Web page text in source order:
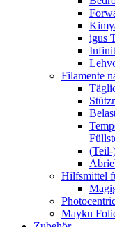
igus
Filamente
(Teil-
Hilfsmittel
Mayku